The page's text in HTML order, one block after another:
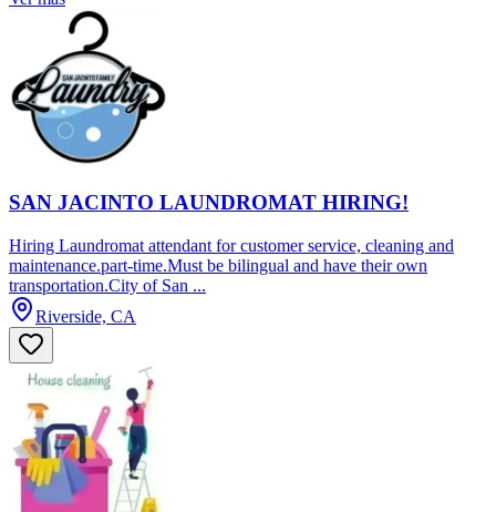
SAN JACINTO LAUNDROMAT HIRING!
Hiring Laundromat attendant for customer service, cleaning and
maintenance.part-time.Must be bilingual and have their own
transportation.City of San ...
Riverside, CA